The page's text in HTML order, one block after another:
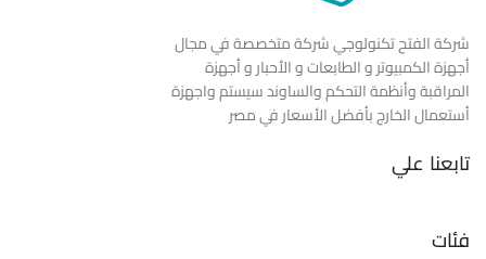
شركة الفتح تكنولوجي شركة متخصصة في مجال
أجهزة الكمبيوتر و الطابعات و الأحبار و أجهزة
المراقبة وأنظمة التحكم والساوند سيستم واجهزة
أستعمال الخارج بأفضل الأسعار في مصر
تابعنا علي
فئات